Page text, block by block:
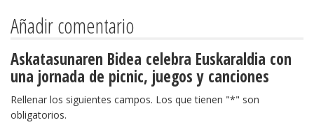
Añadir comentario
Askatasunaren Bidea celebra Euskaraldia con
una jornada de picnic, juegos y canciones
Rellenar los siguientes campos. Los que tienen "*" son
obligatorios.